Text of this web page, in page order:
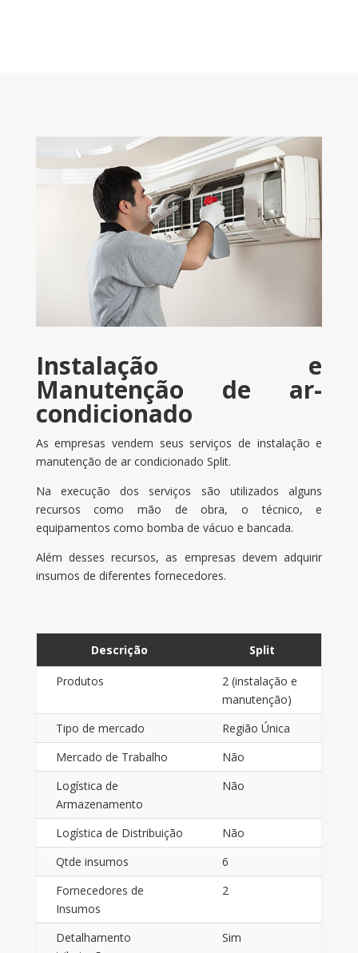
Instalação e
Manutenção de ar-
condicionado
As empresas vendem seus serviços de instalação e
manutenção de ar condicionado Split.
Na execução dos serviços são utilizados alguns
recursos como mão de obra, o técnico, e
equipamentos como bomba de vácuo e bancada.
Além desses recursos, as empresas devem adquirir
insumos de diferentes fornecedores.
Descrição Split
Produtos
2 (instalação e
manutenção)
Tipo de mercado
Região Única
Mercado de Trabalho
Não
Logística de
Armazenamento
Não
Logística de Distribuição
Não
Qtde insumos
6
Fornecedores de
Insumos
2
Detalhamento
Sim